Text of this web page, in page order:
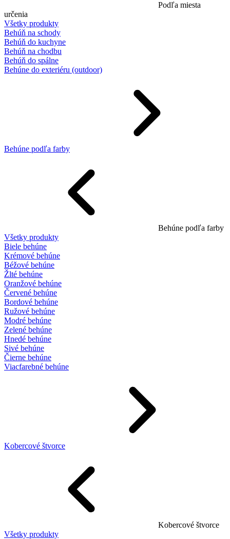
Podľa miesta
určenia
Všetky produkty
Behúň na schody
Behúň do kuchyne
Behúň na chodbu
Behúň do spálne
Behúne do exteriéru (outdoor)
Behúne podľa farby
Behúne podľa farby
Všetky produkty
Biele behúne
Krémové behúne
Béžové behúne
Žlté behúne
Oranžové behúne
Červené behúne
Bordové behúne
Ružové behúne
Modré behúne
Zelené behúne
Hnedé behúne
Sivé behúne
Čierne behúne
Viacfarebné behúne
Kobercové štvorce
Kobercové štvorce
Všetky produkty